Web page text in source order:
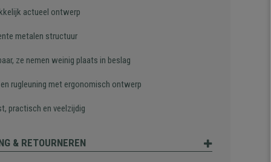
actueel ontwerp
metalen structuur
ze nemen weinig plaats in beslag
rugleuning met ergonomisch ontwerp
practisch en veelzijdig
& RETOURNEREN